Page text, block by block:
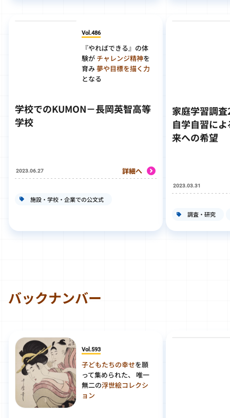
Vol.486
『やればできる』の体
験が チャレンジ精神を
育み夢や目標を描く力
となる
学校でのKUMON－長岡英智高等
学校
2023.06.27 詳細へ
施設・学校・企業での公文式
家庭学習調
自学自習に
来への希望
2023.03.31
調査・研究
バックナンバー
Vol.593
子どもたちの幸せを願
って集められた、 唯一
無二の浮世絵コレクシ
ョン